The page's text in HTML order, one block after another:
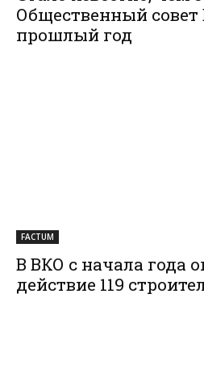
Общественный совет
прошлый год
FACTUM
В ВКО с начала года
действие 119